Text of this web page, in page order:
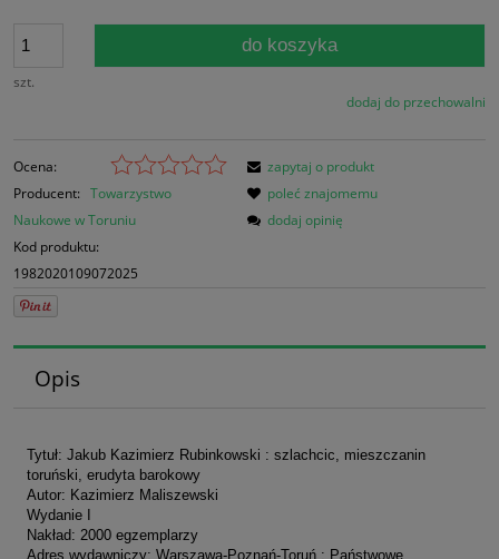
szt.
do koszyka
dodaj do przechowalni
Ocena:
Producent: Towarzystwo
Naukowe w Toruniu
Kod produktu:
1982020109072025
zapytaj o produkt
poleć znajomemu
dodaj opinię
Opis
Tytuł: Jakub Kazimierz Rubinkowski : szlachcic, mieszczanin
toruński, erudyta barokowy
Autor: Kazimierz Maliszewski
Wydanie I
Nakład: 2000 egzemplarzy
Adres wydawniczy: Warszawa-Poznań-Toruń : Państwowe